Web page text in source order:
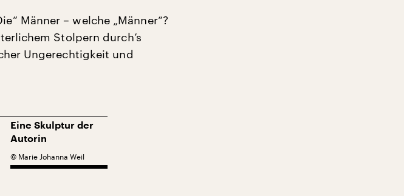
Männer – welche „Männer“?
Stolpern durch’s
Ungerechtigkeit und
Eine Skulptur der
Autorin
© Marie Johanna Weil